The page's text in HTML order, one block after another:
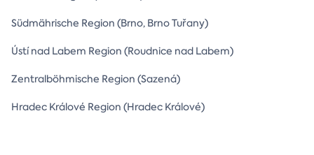
Südmährische Region (Brno, Brno Tuřany)
Ústí nad Labem Region (Roudnice nad Labem)
Zentralböhmische Region (Sazená)
Hradec Králové Region (Hradec Králové)